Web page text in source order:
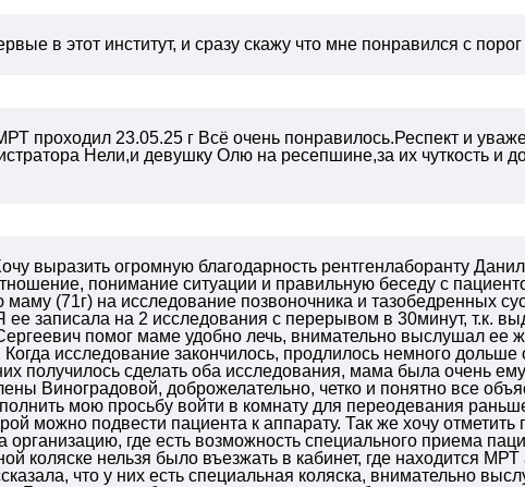
в этот институт, и сразу скажу что мне понравился с
проходил 23.05.25 г Всё очень понравилось.Респект и
Нели,и девушку Олю на ресепшине,за их чуткость и
выразить огромную благодарность рентгенлаборанту
понимание ситуации и правильную беседу с
маму (71г) на исследование позвоночника и тазобедренных
ее записала на 2 исследования с перерывом в 30минут, т.к.
помог маме удобно лечь, внимательно выслушал ее
Когда исследование закончилось, продлилось немного
получилось сделать оба исследования, мама была очень
Виноградовой, доброжелательно, четко и понятно все
мою просьбу войти в комнату для переодевания
можно подвести пациента к аппарату. Так же хочу
организацию, где есть возможность специального приема
коляске нельзя было въезжать в кабинет, где находится
что у них есть специальная коляска, внимательно